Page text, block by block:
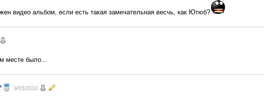
видео альбом, если есть такая замечательная весчь, как Ютюб?
месте было...
9/03/2010